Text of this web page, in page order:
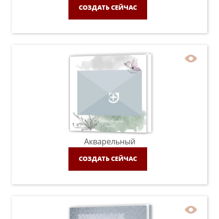
СОЗДАТЬ СЕЙЧАС
Акварельный
СОЗДАТЬ СЕЙЧАС